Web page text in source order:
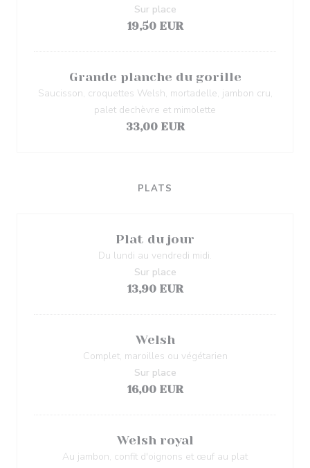
19,50 EUR
Sur place
Grande planche du gorille
Saucisson, croquettes Welsh, mortadelle, jambon cru,
palet dechèvre et mimolette
33,00 EUR
PLATS
Plat du jour
Du lundi au vendredi midi.
13,90 EUR
Sur place
Welsh
Complet, maroilles ou végétarien
16,00 EUR
Sur place
Welsh royal
Au jambon, confit d'oignons et œuf au plat